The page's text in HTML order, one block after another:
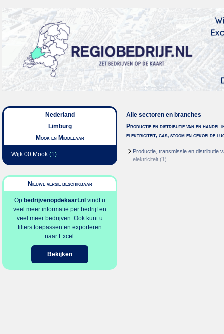
Nederland
Limburg
Mook en Middelaar
Wijk 00 Mook (1)
Nieuwe versie beschikbaar
Op bedrijvenopdekaart.nl vindt u
veel meer informatie per bedrijf en
veel meer bedrijven. Ook kunt u
filters toepassen en exporteren
naar Excel.
Bekijken
Alle sectoren en branches
Productie en distributie van en handel
elektriciteit, gas, stoom en gekoelde
Productie, transmissie en distributie
elektriciteit (1)